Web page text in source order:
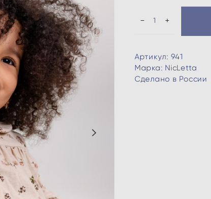
Артикул: 941
Марка: NicLetta
Сделано в России